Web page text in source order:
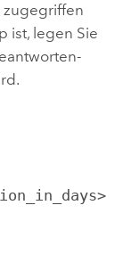
zugegriffen
ist, legen Sie